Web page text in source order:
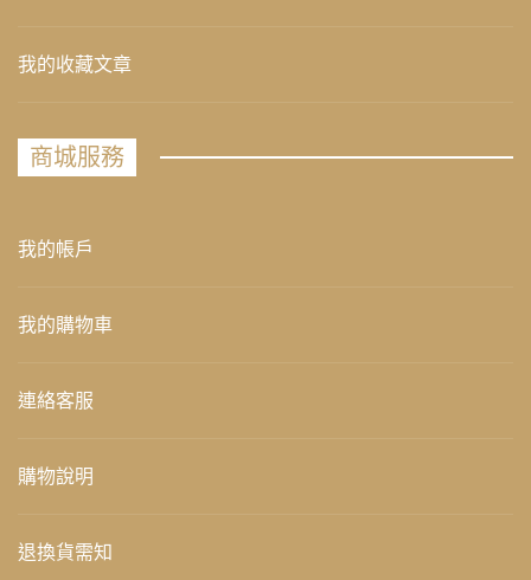
我的收藏文章
商城服務
我的帳戶
我的購物車
連絡客服
購物說明
退換貨需知